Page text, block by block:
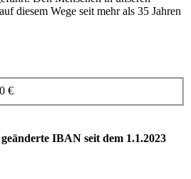
diesem Wege seit mehr als 35 Jahren
€
IBAN seit dem 1.1.2023